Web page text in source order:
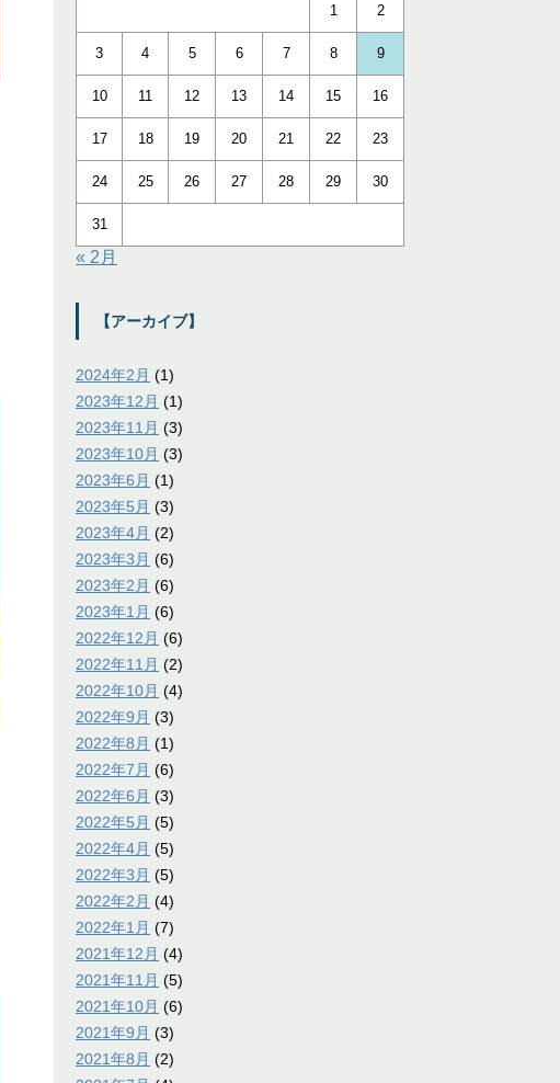
1 2
3 4 5 6 7 8 9
10 11 12 13 14 15 16
17 18 19 20 21 22 23
24 25 26 27 28 29 30
31
« 2月
【アーカイブ】
2024年2月 (1)
2023年12月 (1)
2023年11月 (3)
2023年10月 (3)
2023年6月 (1)
2023年5月 (3)
2023年4月 (2)
2023年3月 (6)
2023年2月 (6)
2023年1月 (6)
2022年12月 (6)
2022年11月 (2)
2022年10月 (4)
2022年9月 (3)
2022年8月 (1)
2022年7月 (6)
2022年6月 (3)
2022年5月 (5)
2022年4月 (5)
2022年3月 (5)
2022年2月 (4)
2022年1月 (7)
2021年12月 (4)
2021年11月 (5)
2021年10月 (6)
2021年9月 (3)
2021年8月 (2)